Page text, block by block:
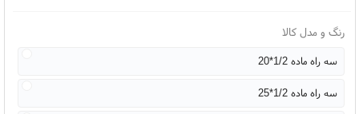
رنگ و مدل کالا
سه راه ماده 1/2*20
سه راه ماده 1/2*25